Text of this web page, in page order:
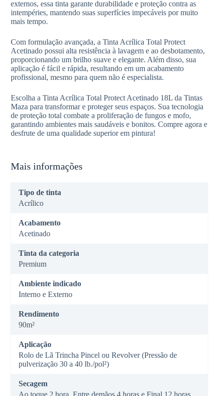
externos, essa tinta garante durabilidade e proteção contra as
intempéries, mantendo suas superfícies impecáveis por muito
mais tempo.
Com formulação avançada, a Tinta Acrílica Total Protect
Acetinado possui alta resistência à lavagem e ao desbotamento,
proporcionando um brilho suave e elegante. Além disso, sua
aplicação é fácil e rápida, resultando em um acabamento
profissional, mesmo para quem não é especialista.
Escolha a Tinta Acrílica Total Protect Acetinado 18L da Tintas
Maza para transformar e proteger seus espaços. Sua tecnologia
de proteção total combate a proliferação de fungos e mofo,
garantindo ambientes mais saudáveis e bonitos. Compre agora e
desfrute de uma qualidade superior em pintura!
Mais informações
Tipo de tinta
Acrílico
Acabamento
Acetinado
Tinta da categoria
Premium
Ambiente indicado
Interno e Externo
Rendimento
90m²
Aplicação
Rolo de Lã Trincha Pincel ou Revolver (Pressão de
pulverização 30 a 40 lb./pol²)
Secagem
Ao toque 2 hora, Entre demãos 4 horas e Final 12 horas